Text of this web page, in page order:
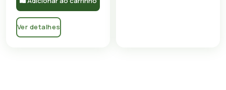
Ver detalhes